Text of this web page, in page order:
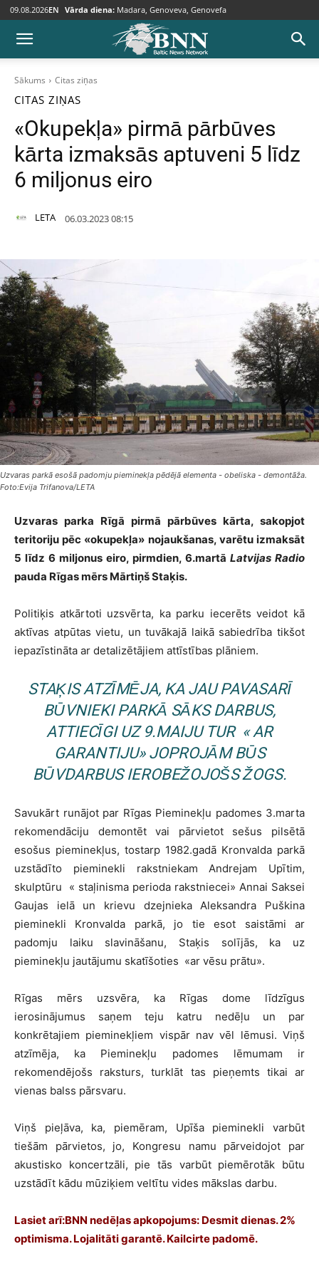
09.08.2026EN Vārda diena: Madara, Genoveva, Genovefa
Sākums Citas ziņas
CITAS ZIŅAS
«Okupekļa» pirmā pārbūves
kārta izmaksās aptuveni 5 līdz
6 miljonus eiro
LETA 06.03.2023 08:15
Uzvaras parkā esošā padomju pieminekļa pēdējā elementa - obeliska - demontāža.
Foto:Evija Trifanova/LETA
Uzvaras parka Rīgā pirmā pārbūves kārta, sakopjot
teritoriju pēc «okupekļa» nojaukšanas, varētu izmaksāt
5 līdz 6 miljonus eiro, pirmdien, 6.martā Latvijas Radio
pauda Rīgas mērs Mārtiņš Staķis.
Politiķis atkārtoti uzsvērta, ka parku iecerēts veidot kā
aktīvas atpūtas vietu, un tuvākajā laikā sabiedrība tikšot
iepazīstināta ar detalizētājiem attīstības plāniem.
STAĶIS ATZĪMĒJA, KA JAU PAVASARĪ
BŪVNIEKI PARKĀ SĀKS DARBUS,
ATTIECĪGI UZ 9.MAIJU TUR « AR
GARANTIJU»JOPROJĀM BŪS
BŪVDARBUS IEROBEŽOJOŠS ŽOGS.
Savukārt runājot par Rīgas Pieminekļu padomes 3.marta
rekomendāciju demontēt vai pārvietot sešus pilsētā
esošus pieminekļus, tostarp 1982.gadā Kronvalda parkā
uzstādīto pieminekli rakstniekam Andrejam Upītim,
skulptūru
« staļinisma perioda rakstniecei» Annai Saksei
Gaujas ielā un krievu dzejnieka Aleksandra Puškina
pieminekli Kronvalda parkā, jo tie esot saistāmi ar
padomju laiku slavināšanu, Staķis solījās, ka uz
pieminekļu jautājumu skatīšoties «ar vēsu prātu».
Rīgas mērs uzsvēra, ka Rīgas dome līdzīgus
ierosinājumus saņem teju katru nedēļu un par
konkrētajiem pieminekļiem vispār nav vēl lēmusi. Viņš
atzīmēja, ka Pieminekļu padomes lēmumam ir
rekomendējošs raksturs, turklāt tas pieņemts tikai ar
vienas balss pārsvaru.
Viņš pieļāva, ka, piemēram, Upīša pieminekli varbūt
tiešām pārvietos, jo, Kongresu namu pārveidojot par
akustisko koncertzāli, pie tās varbūt piemērotāk būtu
uzstādīt kādu mūziķiem veltītu vides mākslas darbu.
Lasiet arī:BNN nedēļas apkopojums: Desmit dienas. 2%
optimisma. Lojalitāti garantē. Kailcirte padomē.